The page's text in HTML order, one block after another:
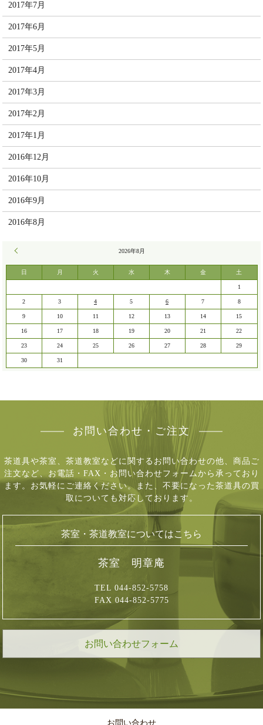
2017年7月
2017年6月
2017年5月
2017年4月
2017年3月
2017年2月
2017年1月
2016年12月
2016年10月
2016年9月
2016年8月
2026年8月
日 月 火 水 木 金 土
1
2 3 4 5 6 7 8
9 10 11 12 13 14 15
16 17 18 19 20 21 22
23 24 25 26 27 28 29
30 31
お問い合わせ・ご注文
茶道具や茶室、茶道教室などに関するお問い合わせの他、商品ご
注文など、 お電話・FAX・お問い合わせフォームから承っており
ます。お気軽にご連絡ください。 また、不要になった茶道具の買
取についても対応しております。
茶室・茶道教室についてはこちら
茶室 明章庵
TEL 044-852-5758
FAX 044-852-5775
お問い合わせフォーム
お問い合わせ